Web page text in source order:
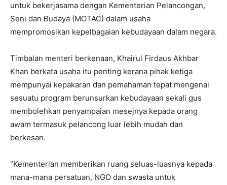
untuk bekerjasama dengan Kementerian Pelancongan,
Seni dan Budaya (MOTAC) dalam usaha
mempromosikan kepelbagaian kebudayaan dalam negara.
Timbalan menteri berkenaan, Khairul Firdaus Akhbar
Khan berkata usaha itu penting kerana pihak ketiga
mempunyai kepakaran dan pemahaman tepat mengenai
sesuatu program berunsurkan kebudayaan sekali gus
membolehkan penyampaian mesejnya kepada orang
awam termasuk pelancong luar lebih mudah dan
berkesan.
“Kementerian memberikan ruang seluas-luasnya kepada
mana-mana persatuan, NGO dan swasta untuk